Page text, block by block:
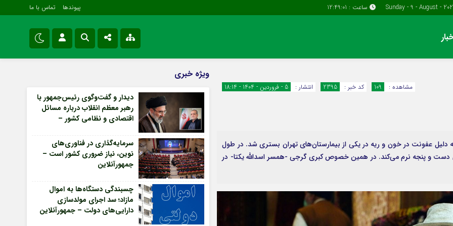
ساعت : 12:49:02 پیوندها تماس با ما
سروش
ایتا
آپارات
اپلیکیشن
رمز عبور
مرا به خاطر بسپار
Forget Password
تماس با ما
گروه اقتصاد
سیاسی
فرهنگی و هنری
انتشار :
5 - فروردین - 1404 - 18:14 کد خبر : 2395 مشاهده : 109
جمهور آنلاین، اسدالله یکتا در ۲۹ آذرماه ۱۴۰۳ به دلیل عفونت در خون و ریه در یکی از بیمارستان‌های تهران بستری شد. در طول
دست و پنجه نرم می‌کند. در همین خصوص کبری گرجی -همسر اسدالله یکتا- در
ویژه خبری
دیدار و گفت‌وگوی رئیس‌جمهور با
رهبر معظم انقلاب درباره مسائل
اقتصادی و نظامی کشور –
سرمایه‌گذاری در فناوری‌های
نوین، نیاز ضروری کشور است –
جمهورآنلاین
چسبندگی دستگاه‌ها به اموال
مازاد؛ سد اجرای مولدسازی
دارایی‌های دولت – جمهورآنلاین